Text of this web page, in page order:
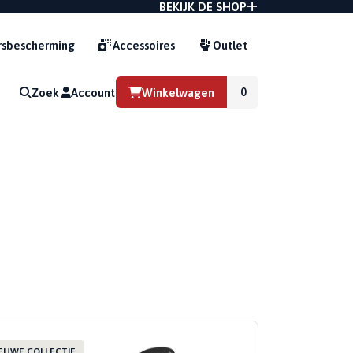
BEKIJK DE SHOP
Accessoires Outlet
Zoek Account Winkelwagen